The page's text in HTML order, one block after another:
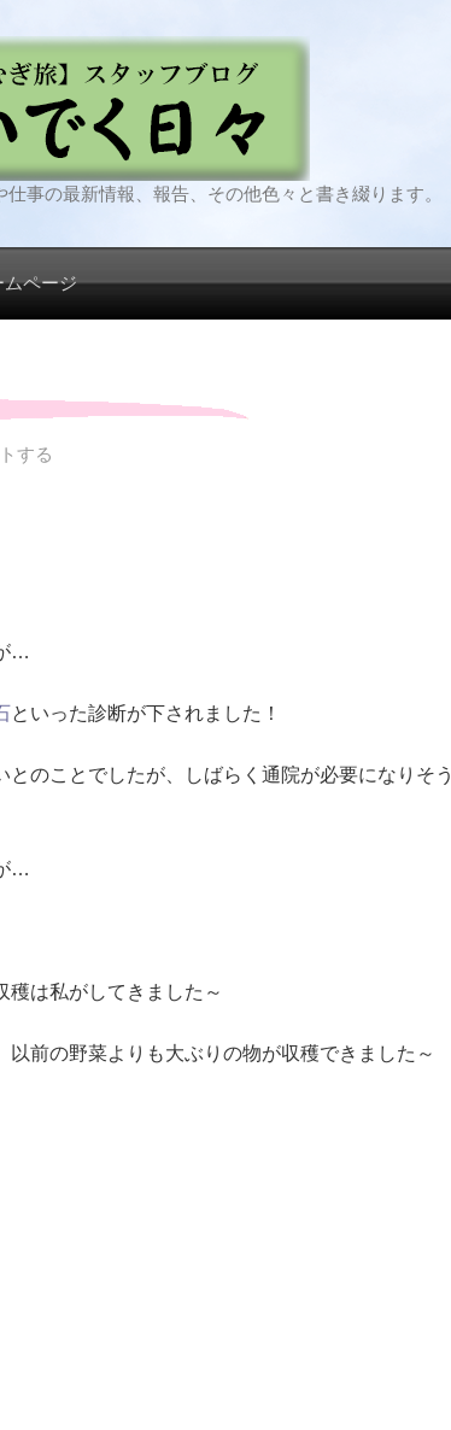
事の最新情報、報告、その他色々と書き綴ります。
ムページ
する
…
といった診断が下されました！
のことでしたが、しばらく通院が必要になりそう
…
穫は私がしてきました～
前の野菜よりも大ぶりの物が収穫できました～